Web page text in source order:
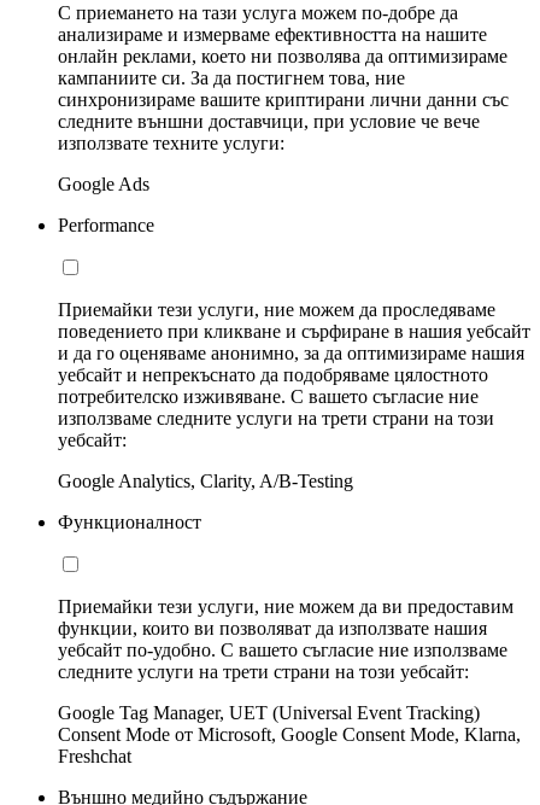
С приемането на тази услуга можем по-добре да
анализираме и измерваме ефективността на нашите
онлайн реклами, което ни позволява да оптимизираме
кампаниите си. За да постигнем това, ние
синхронизираме вашите криптирани лични данни със
следните външни доставчици, при условие че вече
използвате техните услуги:
Google Ads
Performance
Приемайки тези услуги, ние можем да проследяваме
поведението при кликване и сърфиране в нашия уебсайт
и да го оценяваме анонимно, за да оптимизираме нашия
уебсайт и непрекъснато да подобряваме цялостното
потребителско изживяване. С вашето съгласие ние
използваме следните услуги на трети страни на този
уебсайт:
Google Analytics, Clarity, A/B-Testing
Функционалност
Приемайки тези услуги, ние можем да ви предоставим
функции, които ви позволяват да използвате нашия
уебсайт по-удобно. С вашето съгласие ние използваме
следните услуги на трети страни на този уебсайт:
Google Tag Manager, UET (Universal Event Tracking)
Consent Mode от Microsoft, Google Consent Mode, Klarna,
Freshchat
Външно медийно съдържание